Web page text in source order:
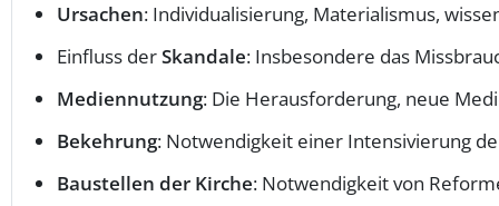
Ursachen: Individualisierung, Materialismus,
Einfluss derSkandale: Insbesondere das
Mediennutzung: Die Herausforderung, neue
Bekehrung: Notwendigkeit einer Intensivierung
Baustellen der Kirche: Notwendigkeit von